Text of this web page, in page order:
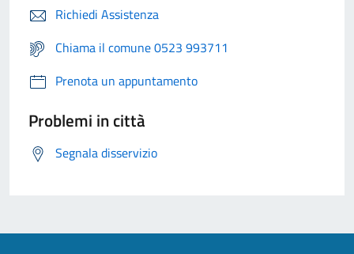
Richiedi Assistenza
Chiama il comune 0523 993711
Prenota un appuntamento
Problemi in città
Segnala disservizio